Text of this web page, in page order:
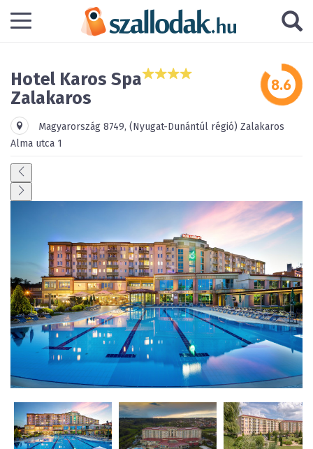
Hotel Karos Spa
Zalakaros
Magyarország 8749, (Nyugat-Dunántúl régió) Zalakaros
Alma utca 1